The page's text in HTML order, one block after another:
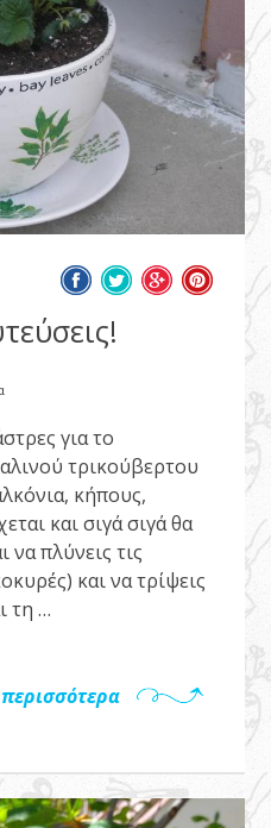
για το
τρικούβερτου
κήπους,
και σιγά σιγά θα
να πλύνεις τις
και να τρίψεις
τη …
περισσότερα